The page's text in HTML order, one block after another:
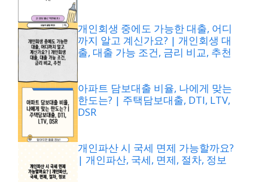
개인회생 중에도 가능한 대출, 어디
까지 알고 계신가요? | 개인회생 대
출, 대출 가능 조건, 금리 비교, 추천
아파트 담보대출 비율, 나에게 맞는
한도는? | 주택담보대출, DTI, LTV,
DSR
개인파산 시 국세 면제 가능할까요?
| 개인파산, 국세, 면제, 절차, 정보